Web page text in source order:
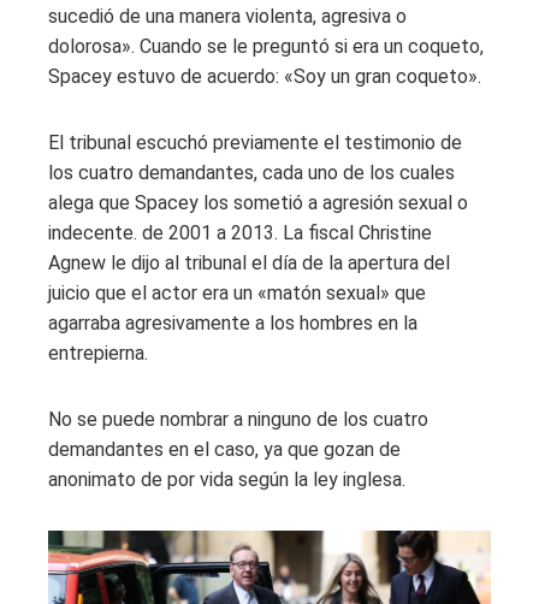
sucedió de una manera violenta, agresiva o
dolorosa». Cuando se le preguntó si era un coqueto,
Spacey estuvo de acuerdo: «Soy un gran coqueto».
El tribunal escuchó previamente el testimonio de
los cuatro demandantes, cada uno de los cuales
alega que Spacey los sometió a agresión sexual o
indecente. de 2001 a 2013. La fiscal Christine
Agnew le dijo al tribunal el día de la apertura del
juicio que el actor era un «matón sexual» que
agarraba agresivamente a los hombres en la
entrepierna.
No se puede nombrar a ninguno de los cuatro
demandantes en el caso, ya que gozan de
anonimato de por vida según la ley inglesa.